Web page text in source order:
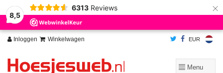
8,5
6313 Reviews ×
Inloggen Winkelwagen EUR
Wij slaan cookies op om onze website te verbeteren. Is dat akkoord?
Ja
Nee